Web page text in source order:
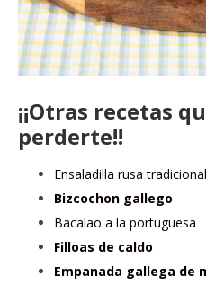
¡¡Otras recetas
perderte!!
Ensaladilla rusa tradicional
Bizcochon gallego
Bacalao a la portuguesa
Filloas de caldo
Empanada gallega de